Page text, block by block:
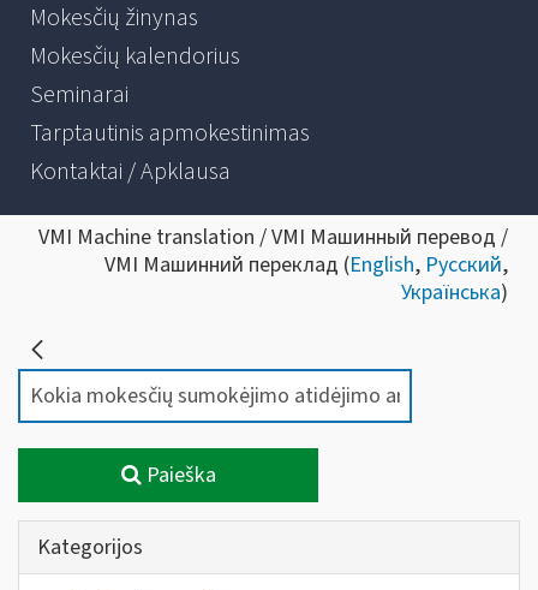
Mokesčių žinynas
Mokesčių kalendorius
Seminarai
Tarptautinis apmokestinimas
Kontaktai / Apklausa
VMI Machine translation / VMI Машинный перевод /
VMI Машинний переклад (English, Русский,
Українська)
Paieška
Kategorijos